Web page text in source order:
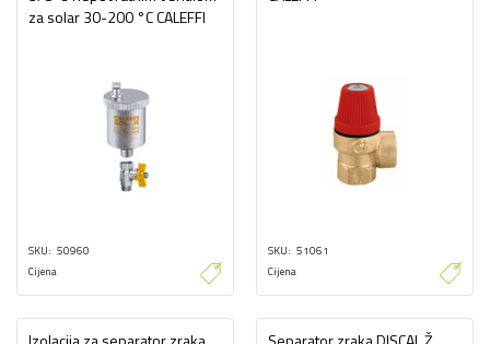
za solar 30-200 °C CALEFFI
SKU 50960
Cijena
SKU 51061
Cijena